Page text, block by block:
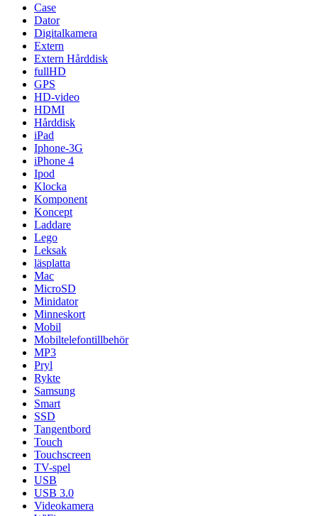
Case
Dator
Digitalkamera
Extern
Extern Hårddisk
fullHD
GPS
HD-video
HDMI
Hårddisk
iPad
Iphone-3G
iPhone 4
Ipod
Klocka
Komponent
Koncept
Laddare
Lego
Leksak
läsplatta
Mac
MicroSD
Minidator
Minneskort
Mobil
Mobiltelefontillbehör
MP3
Pryl
Rykte
Samsung
Smart
SSD
Tangentbord
Touch
Touchscreen
TV-spel
USB
USB 3.0
Videokamera